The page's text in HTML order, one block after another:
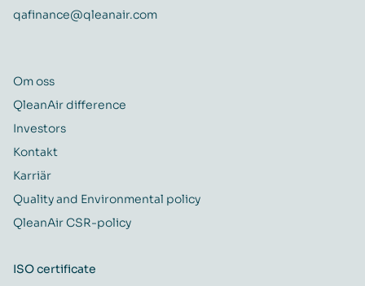
qafinance@qleanair.com
Om oss
QleanAir difference
Investors
Kontakt
Karriär
Quality and Environmental policy
QleanAir CSR-policy
ISO certificate